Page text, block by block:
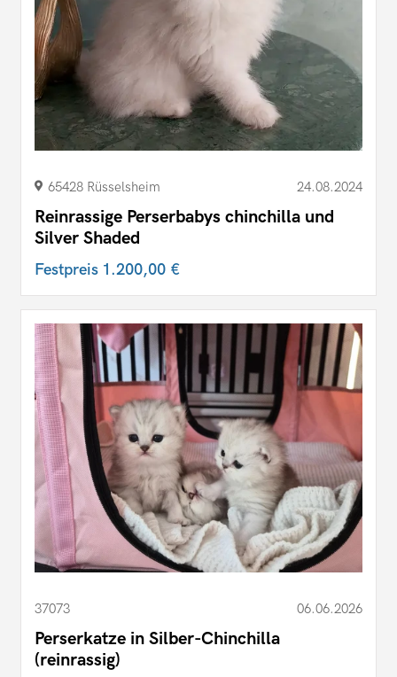
65428 Rüsselsheim 24.08.2024
Reinrassige Perserbabys chinchilla und
Silver Shaded
Festpreis 1.200,00 €
37073 06.06.2026
Perserkatze in Silber-Chinchilla
(reinrassig)